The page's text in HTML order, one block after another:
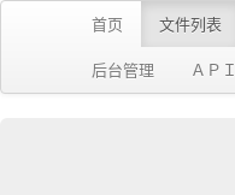
首页 文件列表
后台管理
ＡＰＩ